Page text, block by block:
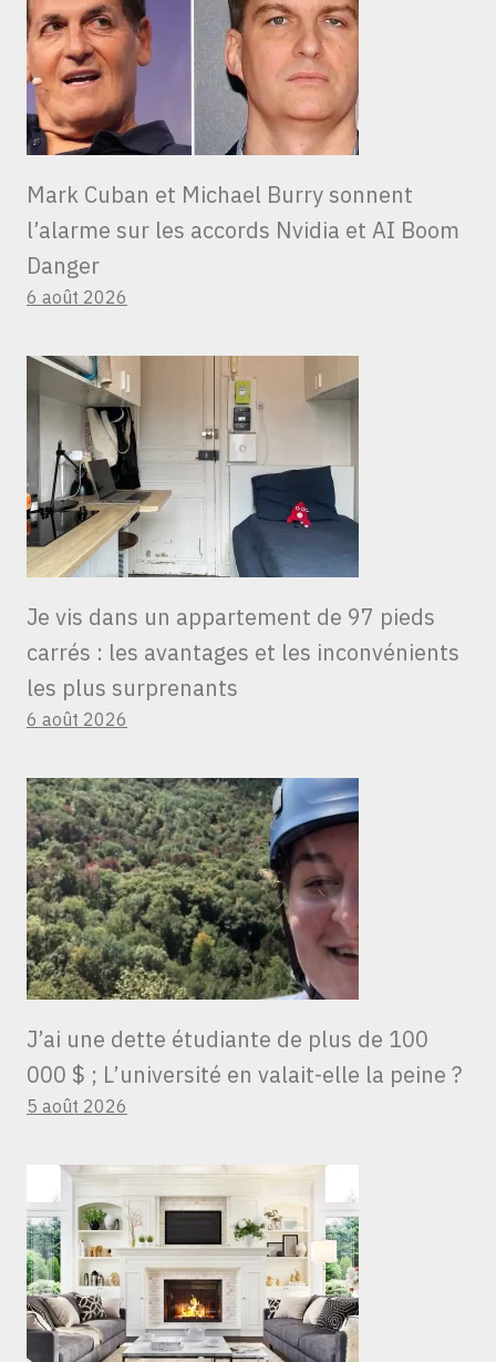
Mark Cuban et Michael Burry sonnent
l’alarme sur les accords Nvidia et AI Boom
Danger
6 août 2026
Je vis dans un appartement de 97 pieds
carrés : les avantages et les inconvénients
les plus surprenants
6 août 2026
J’ai une dette étudiante de plus de 100
000 $ ; L’université en valait-elle la peine ?
5 août 2026